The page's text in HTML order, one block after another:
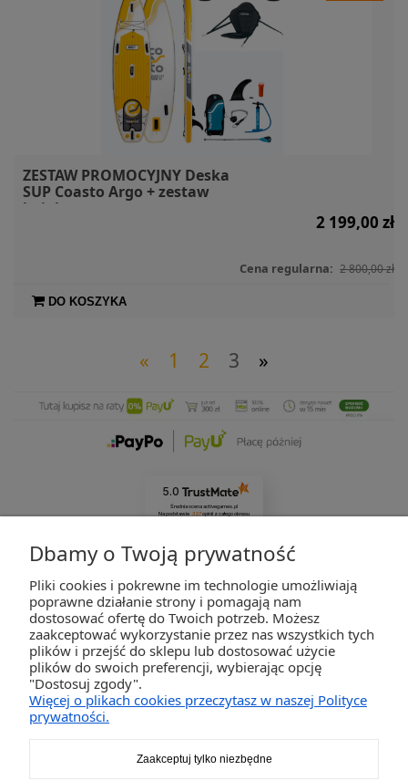
ZESTAW PROMOCYJNY Deska
SUP Coasto Argo + zestaw
kajakowy
2 199,00 zł
Cena regularna: 2 800,00 zł
DO KOSZYKA
« 1 2 3 »
5.0
Średnia ocena activegames.pl
Na podstawie 327opinii z całego okresu
ZAKUPY
POMOC
Dbamy o Twoją prywatność
Pliki cookies i pokrewne im technologie umożliwiają
poprawne działanie strony i pomagają nam
dostosować ofertę do Twoich potrzeb. Możesz
zaakceptować wykorzystanie przez nas wszystkich tych
plików i przejść do sklepu lub dostosować użycie
plików do swoich preferencji, wybierając opcję
"Dostosuj zgody".
Więcej o plikach cookies przeczytasz w naszej Polityce
prywatności.
Zaakceptuj tylko niezbędne